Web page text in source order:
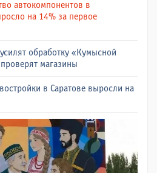
автокомпонентов в
на 14% за первое
обработку «Кумысной
магазины
в Саратове выросли на